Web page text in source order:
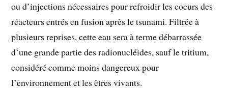
ou d’injections nécessaires pour refroidir les coeurs des
réacteurs entrés en fusion après le tsunami. Filtrée à
plusieurs reprises, cette eau sera à terme débarrassée
d’une grande partie des radionucléides, sauf le tritium,
considéré comme moins dangereux pour
l’environnement et les êtres vivants.